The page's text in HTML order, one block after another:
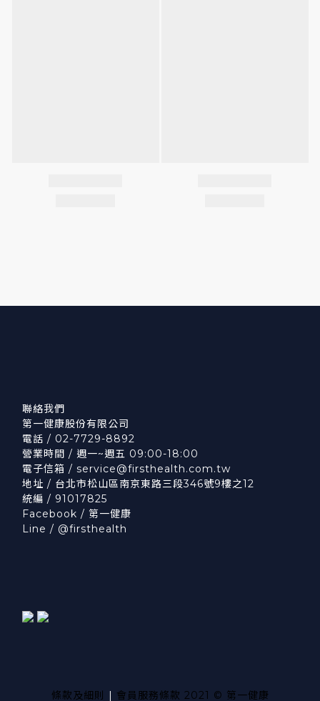
聯絡我們
第一健康股份有限公司
電話 / 02-7729-8892
營業時間 / 週一~週五 09:00-18:00
電子信箱 / service@firsthealth.com.tw
地址 / 台北市松山區南京東路三段346號9樓之12
統編 / 91017825
Facebook / 第一健康
Line / @firsthealth
條款及細則 | 會員服務條款 2021 © 第一健康